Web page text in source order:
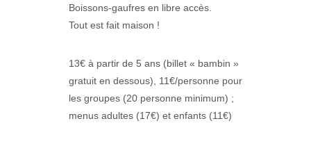
Boissons-gaufres en libre accès.
Tout est fait maison !
13€ à partir de 5 ans (billet « bambin »
gratuit en dessous), 11€/personne pour
les groupes (20 personne minimum) ;
menus adultes (17€) et enfants (11€)